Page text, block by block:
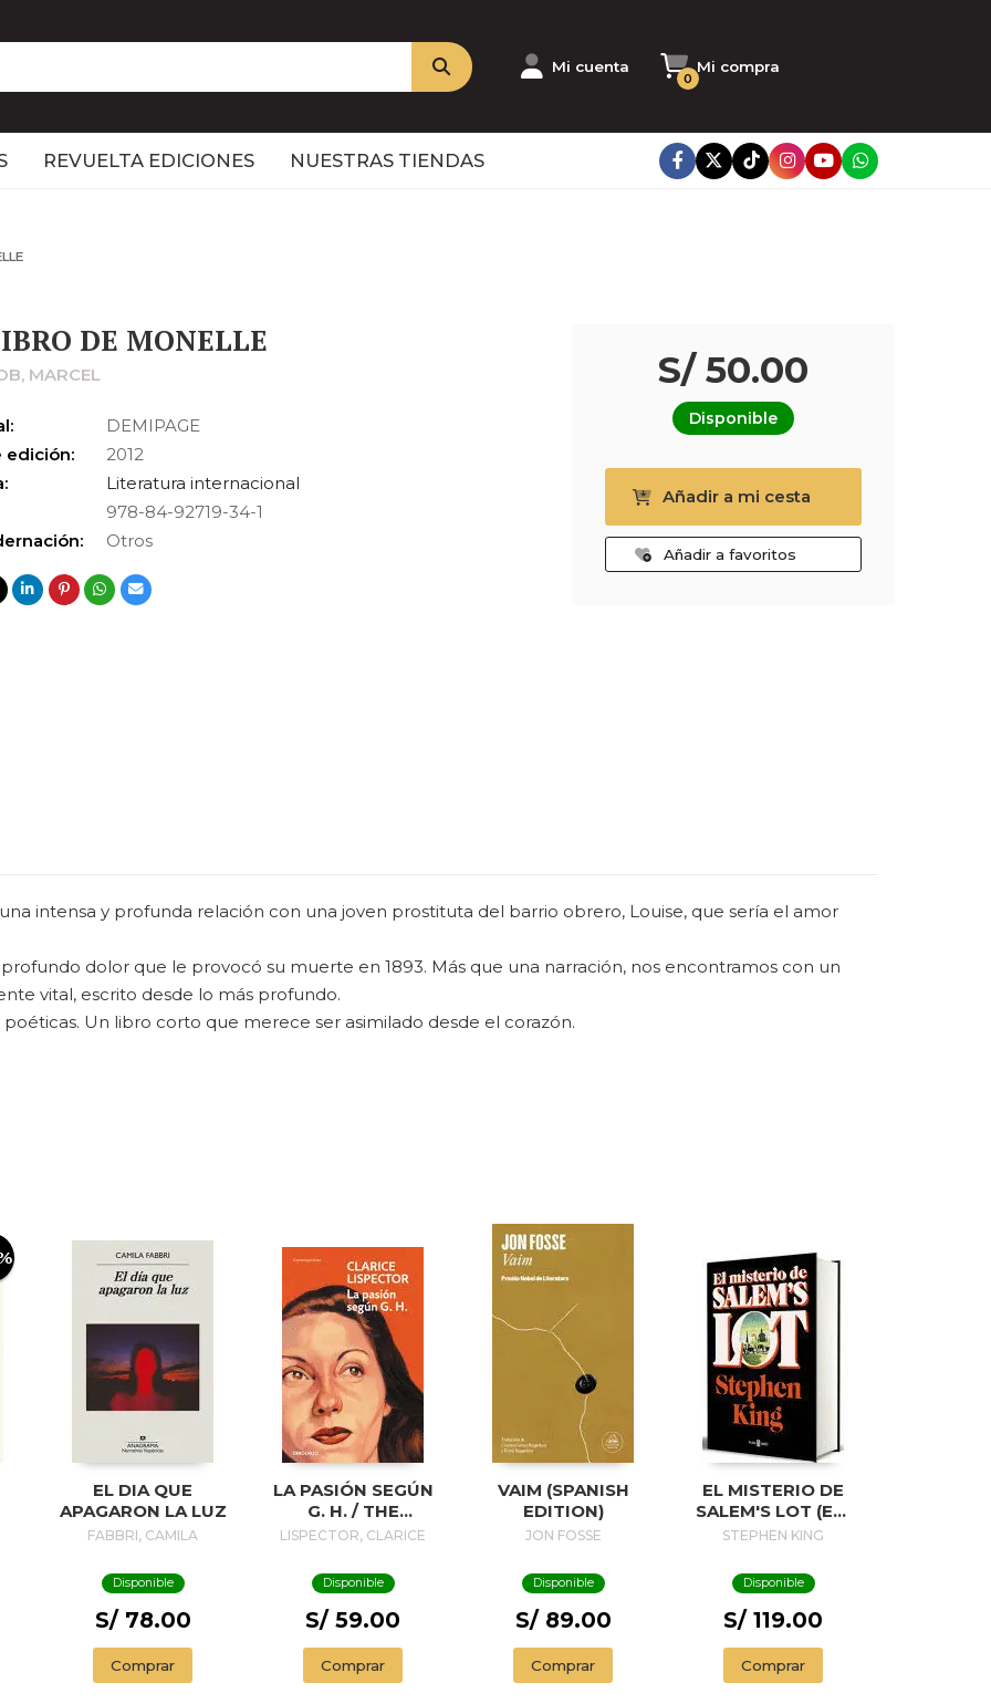
Mi cuenta Mi compra
0
REVUELTA EDICIONES NUESTRAS TIENDAS
DE MONELLE
MARCEL
DEMIPAGE
edición:
2012
Literatura internacional
978-84-92719-34-1
Otros
S/ 50.00
Disponible
Añadir a mi cesta
Añadir a favoritos
intensa y profunda relación con una joven prostituta del barrio obrero, Louise, que sería el amor
dolor que le provocó su muerte en 1893. Más que una narración, nos encontramos con un
vital, escrito desde lo más profundo.
Un libro corto que merece ser asimilado desde el corazón.
EL DIA QUE
APAGARON LA LUZ
FABBRI, CAMILA
Disponible
S/ 78.00
Comprar
LA PASIÓN SEGÚN
G. H. / THE
PASSION
H.
LISPECTOR, CLARICE
Disponible
S/ 59.00
Comprar
VAIM (SPANISH
EDITION)
JON FOSSE
Disponible
S/ 89.00
Comprar
EL MISTERIO DE
SALEM'S LOT (ED.
50 ANIVERSARIO) /
STEPHEN KING
Disponible
S/ 119.00
Comprar